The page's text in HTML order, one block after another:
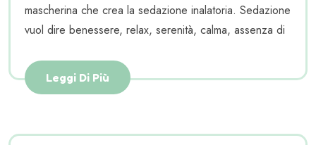
mascherina che crea la sedazione inalatoria. Sedazione
vuol dire benessere, relax, serenità, calma, assenza di
Leggi Di Più